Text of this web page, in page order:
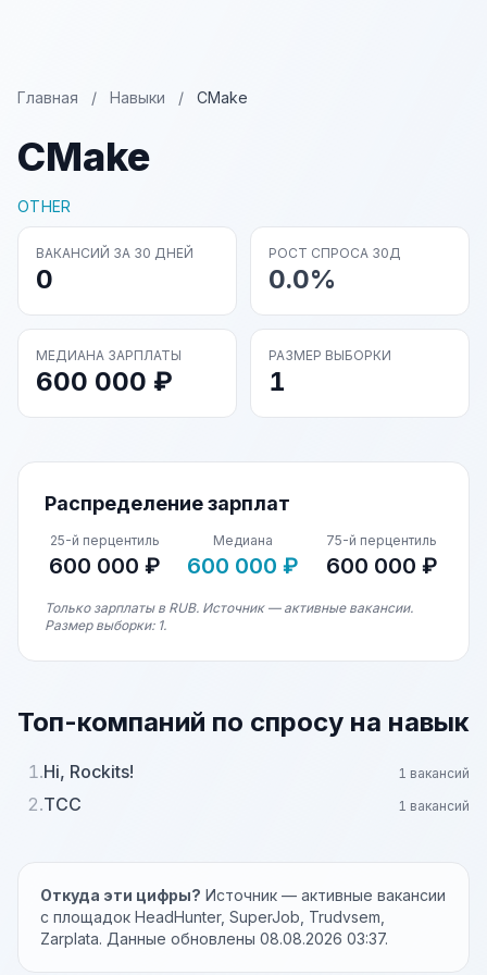
Главная / Навыки / CMake
CMake
OTHER
ВАКАНСИЙ ЗА 30 ДНЕЙ
0
РОСТ СПРОСА 30Д
0.0%
МЕДИАНА ЗАРПЛАТЫ
600 000 ₽
РАЗМЕР ВЫБОРКИ
1
Распределение зарплат
25-й перцентиль
600 000 ₽
Медиана
600 000 ₽
75-й перцентиль
600 000 ₽
Только зарплаты в RUB. Источник — активные вакансии.
Размер выборки: 1.
Топ-компаний по спросу на навык
1.Hi, Rockits! 1 вакансий
2.ТСС 1 вакансий
Откуда эти цифры? Источник — активные вакансии
с площадок HeadHunter, SuperJob, Trudvsem,
Zarplata. Данные обновлены 08.08.2026 03:37.